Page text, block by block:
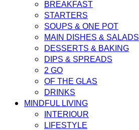
BREAKFAST
STARTERS
SOUPS & ONE POT
MAIN DISHES & SALADS
DESSERTS & BAKING
DIPS & SPREADS
2 GO
OF THE GLAS
DRINKS
MINDFUL LIVING
INTERIOUR
LIFESTYLE